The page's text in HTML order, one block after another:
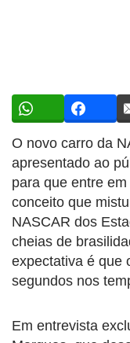
O novo carro da
apresentado ao
para que entre
conceito que
NASCAR dos
cheias de
expectativa é que
segundos nos
Em entrevista